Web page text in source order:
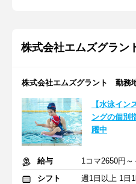
株式会社エムズグラン
株式会社エムズグラント 勤務
【水泳イ
ングの個別
躍中
給与
1コマ2650円
シフト